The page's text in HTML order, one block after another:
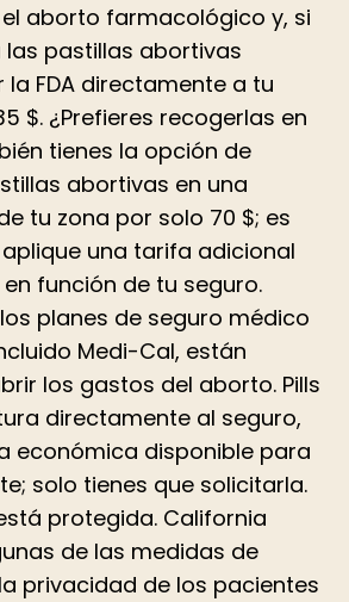
aborto farmacológico y, si
las pastillas abortivas
FDA directamente a tu
$. ¿Prefieres recogerlas en
tienes la opción de
abortivas en una
tu zona por solo 70 $; es
una tarifa adicional
función de tu seguro.
planes de seguro médico
Medi-Cal, están
los gastos del aborto. Pills
directamente al seguro,
económica disponible para
solo tienes que solicitarla.
protegida. California
de las medidas de
privacidad de los pacientes